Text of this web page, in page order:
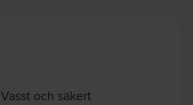
Vasst och säkert